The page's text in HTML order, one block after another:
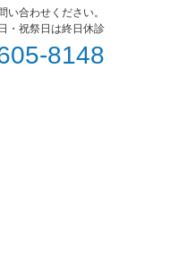
い合わせください。
・祝祭日は終日休診
8148